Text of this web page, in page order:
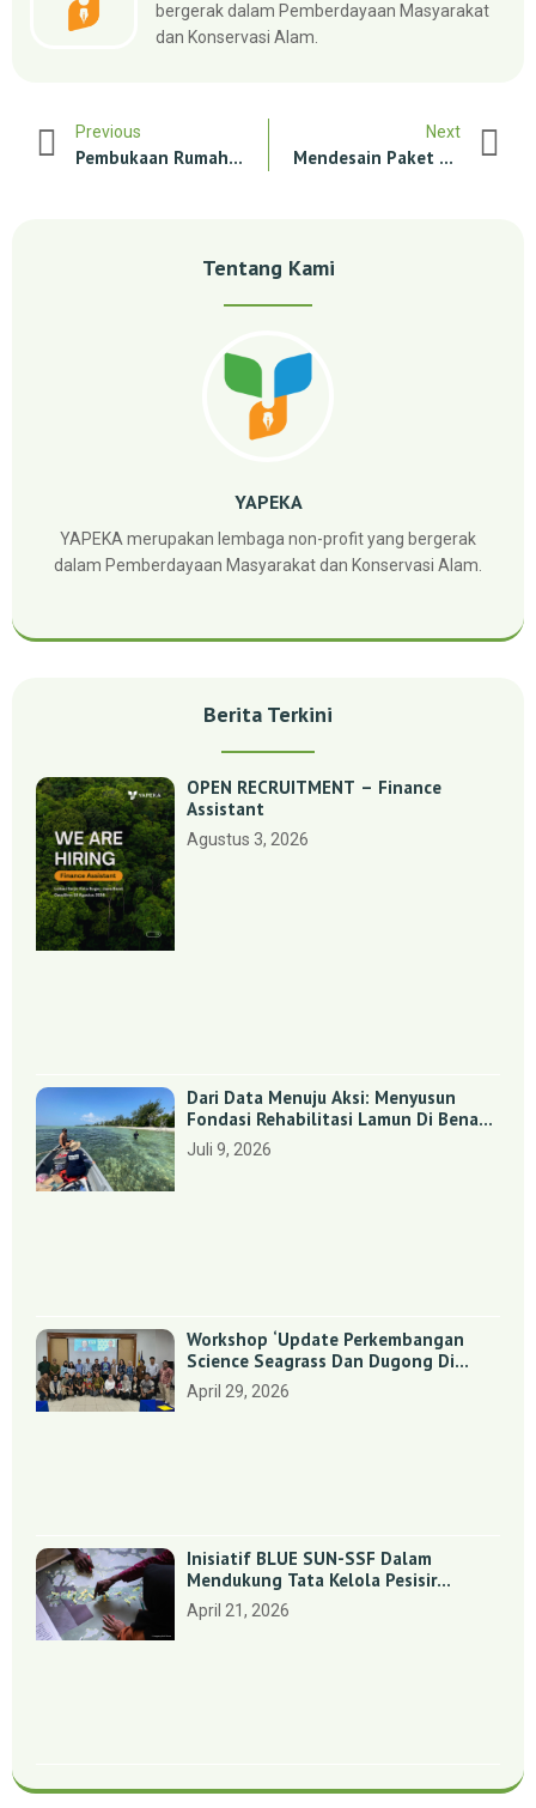
bergerak dalam Pemberdayaan Masyarakat
dan Konservasi Alam.
Previous
Pembukaan Rumah Boboca Ke 4
Next
Mendesain Paket Ekowisata Bahari Berbasis Masyarakat Di Nusa Tenggara Timur
Tentang Kami
YAPEKA
YAPEKA merupakan lembaga non-profit yang bergerak
dalam Pemberdayaan Masyarakat dan Konservasi Alam.
Berita Terkini
OPEN RECRUITMENT – Finance
Assistant
Agustus 3, 2026
Dari Data Menuju Aksi: Menyusun
Fondasi Rehabilitasi Lamun Di Benan
Dan Sebong Lagoi, Kepulauan Riau
Juli 9, 2026
Workshop ‘Update Perkembangan
Science Seagrass Dan Dugong Di
Indonesia’: Perkuat Dasar Ilmiah Dan
Kolaborasi Konservasi
April 29, 2026
Inisiatif BLUE SUN-SSF Dalam
Mendukung Tata Kelola Pesisir
Melalui Pemetaan Partisipatif Di
Enam Desa Kepulauan Riau
April 21, 2026